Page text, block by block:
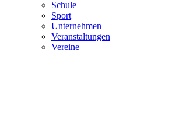
Schule
Sport
Unternehmen
Veranstaltungen
Vereine